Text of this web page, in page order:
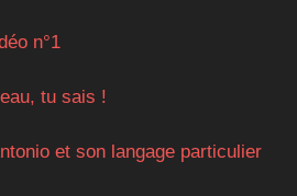
n°1
tu sais !
et son langage particulier